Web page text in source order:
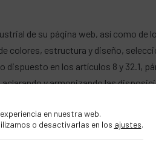
de su página web, así como de
estructura y diseño,
en los artículos 8 y 32.1,
y armonizando las
de puesta a disposición, de la
El usuario se compromete
en nuestra web.
o desactivarlas en los ajustes.